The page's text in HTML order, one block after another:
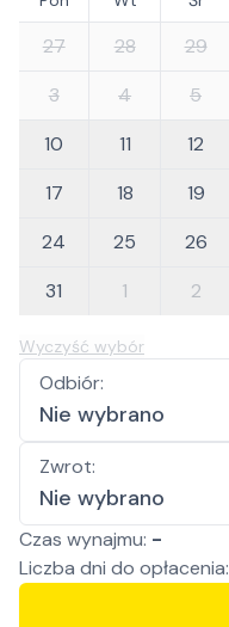
27 28 29
3
4 5
10
11 12
17
18 19
24
25 26
31
1 2
Wyczyść wybór
Odbiór:
Nie wybrano
Zwrot:
Nie wybrano
Czas wynajmu: -
Liczba dni do opłacenia: